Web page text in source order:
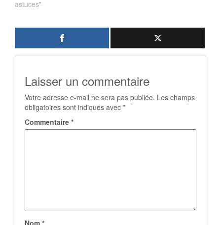
Votre adresse e-mail ne sera pas publiée.
obligatoires sont indiqués avec*
Commentaire*
Nom*